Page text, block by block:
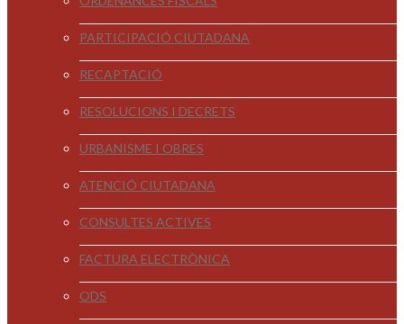
PARTICIPACIÓ CIUTADANA
RECAPTACIÓ
RESOLUCIONS I DECRETS
URBANISME I OBRES
ATENCIÓ CIUTADANA
CONSULTES ACTIVES
FACTURA ELECTRÒNICA
ODS